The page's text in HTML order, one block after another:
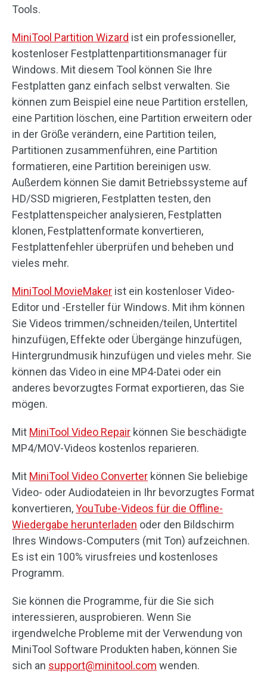
Tools.
MiniTool Partition Wizard ist ein professioneller,
kostenloser Festplattenpartitionsmanager für
Windows. Mit diesem Tool können Sie Ihre
Festplatten ganz einfach selbst verwalten. Sie
können zum Beispiel eine neue Partition erstellen,
eine Partition löschen, eine Partition erweitern oder
in der Größe verändern, eine Partition teilen,
Partitionen zusammenführen, eine Partition
formatieren, eine Partition bereinigen usw.
Außerdem können Sie damit Betriebssysteme auf
HD/SSD migrieren, Festplatten testen, den
Festplattenspeicher analysieren, Festplatten
klonen, Festplattenformate konvertieren,
Festplattenfehler überprüfen und beheben und
vieles mehr.
MiniTool MovieMaker ist ein kostenloser Video-
Editor und -Ersteller für Windows. Mit ihm können
Sie Videos trimmen/schneiden/teilen, Untertitel
hinzufügen, Effekte oder Übergänge hinzufügen,
Hintergrundmusik hinzufügen und vieles mehr. Sie
können das Video in eine MP4-Datei oder ein
anderes bevorzugtes Format exportieren, das Sie
mögen.
Mit MiniTool Video Repair können Sie beschädigte
MP4/MOV-Videos kostenlos reparieren.
Mit MiniTool Video Converter können Sie beliebige
Video- oder Audiodateien in Ihr bevorzugtes Format
konvertieren,YouTube-Videos für die Offline-
Wiedergabe herunterladen oder den Bildschirm
Ihres Windows-Computers (mit Ton) aufzeichnen.
Es ist ein 100% virusfreies und kostenloses
Programm.
Sie können die Programme, für die Sie sich
interessieren, ausprobieren. Wenn Sie
irgendwelche Probleme mit der Verwendung von
MiniTool Software Produkten haben, können Sie
sich an support@minitool.com wenden.